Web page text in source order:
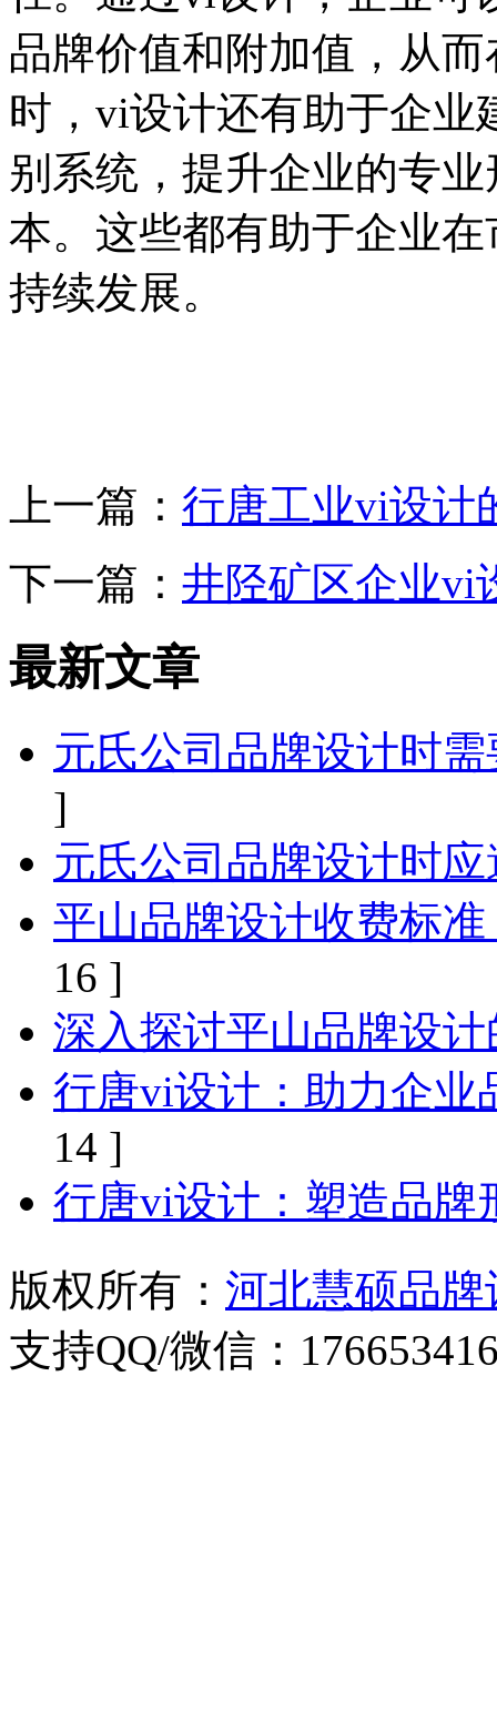
品牌价值和附加值，从
时，vi设计还有助于企业
别系统，提升企业的专
本。这些都有助于企业
持续发展。
上一篇： 行唐工业vi设计
下一篇： 井陉矿区企业vi
最新文章
元氏公司品牌设计时
]
元氏公司品牌设计时
平山品牌设计收费标
16 ]
深入探讨平山品牌设
行唐vi设计：助力企业
14 ]
行唐vi设计：塑造品牌
版权所有： 河北慧硕品
支持QQ/微信：